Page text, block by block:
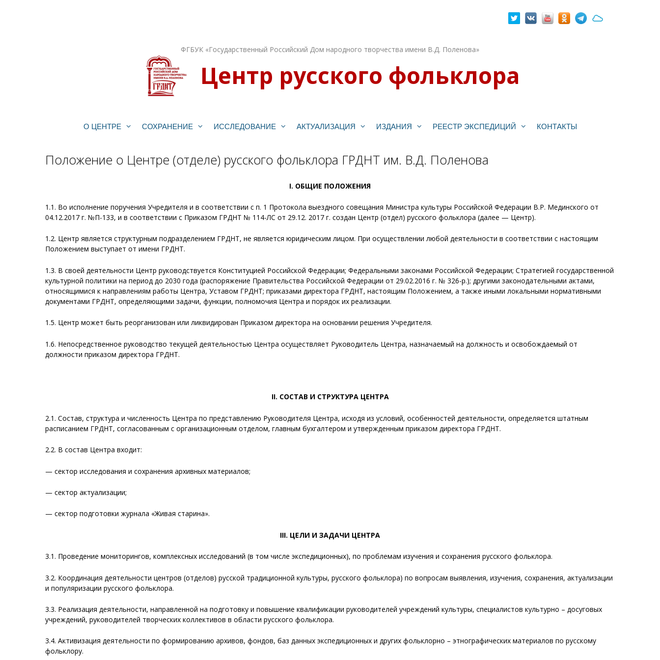
ФГБУК «Государственный Российский Дом народного творчества имени В.Д. Поленова»
Центр русского фольклора
О ЦЕНТРЕ СОХРАНЕНИЕ ИССЛЕДОВАНИЕ АКТУАЛИЗАЦИЯ ИЗДАНИЯ РЕЕСТР ЭКСПЕДИЦИЙ КОНТАКТЫ
Положение о Центре (отделе) русского фольклора ГРДНТ им. В.Д. Поленова
I. ОБЩИЕ ПОЛОЖЕНИЯ
1.1. Во исполнение поручения Учредителя и в соответствии с п. 1 Протокола выездного совещания Министра культуры Российской Федерации В.Р. Мединского от
04.12.2017 г. №П-133, и в соответствии с Приказом ГРДНТ № 114-ЛС от 29.12. 2017 г. создан Центр (отдел) русского фольклора (далее — Центр).
1.2. Центр является структурным подразделением ГРДНТ, не является юридическим лицом. При осуществлении любой деятельности в соответствии с настоящим
Положением выступает от имени ГРДНТ.
1.3. В своей деятельности Центр руководствуется Конституцией Российской Федерации; Федеральными законами Российской Федерации; Стратегией государственной
культурной политики на период до 2030 года (распоряжение Правительства Российской Федерации от 29.02.2016 г. № 326-р.); другими законодательными актами,
относящимися к направлениям работы Центра, Уставом ГРДНТ; приказами директора ГРДНТ, настоящим Положением, а также иными локальными нормативными
документами ГРДНТ, определяющими задачи, функции, полномочия Центра и порядок их реализации.
1.5. Центр может быть реорганизован или ликвидирован Приказом директора на основании решения Учредителя.
1.6. Непосредственное руководство текущей деятельностью Центра осуществляет Руководитель Центра, назначаемый на должность и освобождаемый от
должности приказом директора ГРДНТ.
II. СОСТАВ И СТРУКТУРА ЦЕНТРА
2.1. Состав, структура и численность Центра по представлению Руководителя Центра, исходя из условий, особенностей деятельности, определяется штатным
расписанием ГРДНТ, согласованным с организационным отделом, главным бухгалтером и утвержденным приказом директора ГРДНТ.
2.2. В состав Центра входит:
— сектор исследования и сохранения архивных материалов;
— сектор актуализации;
— сектор подготовки журнала «Живая старина».
III. ЦЕЛИ И ЗАДАЧИ ЦЕНТРА
3.1. Проведение мониторингов, комплексных исследований (в том числе экспедиционных), по проблемам изучения и сохранения русского фольклора.
3.2. Координация деятельности центров (отделов) русской традиционной культуры, русского фольклора) по вопросам выявления, изучения, сохранения, актуализации
и популяризации русского фольклора.
3.3. Реализация деятельности, направленной на подготовку и повышение квалификации руководителей учреждений культуры, специалистов культурно – досуговых
учреждений, руководителей творческих коллективов в области русского фольклора.
3.4. Активизация деятельности по формированию архивов, фондов, баз данных экспедиционных и других фольклорно – этнографических материалов по русскому
фольклору.